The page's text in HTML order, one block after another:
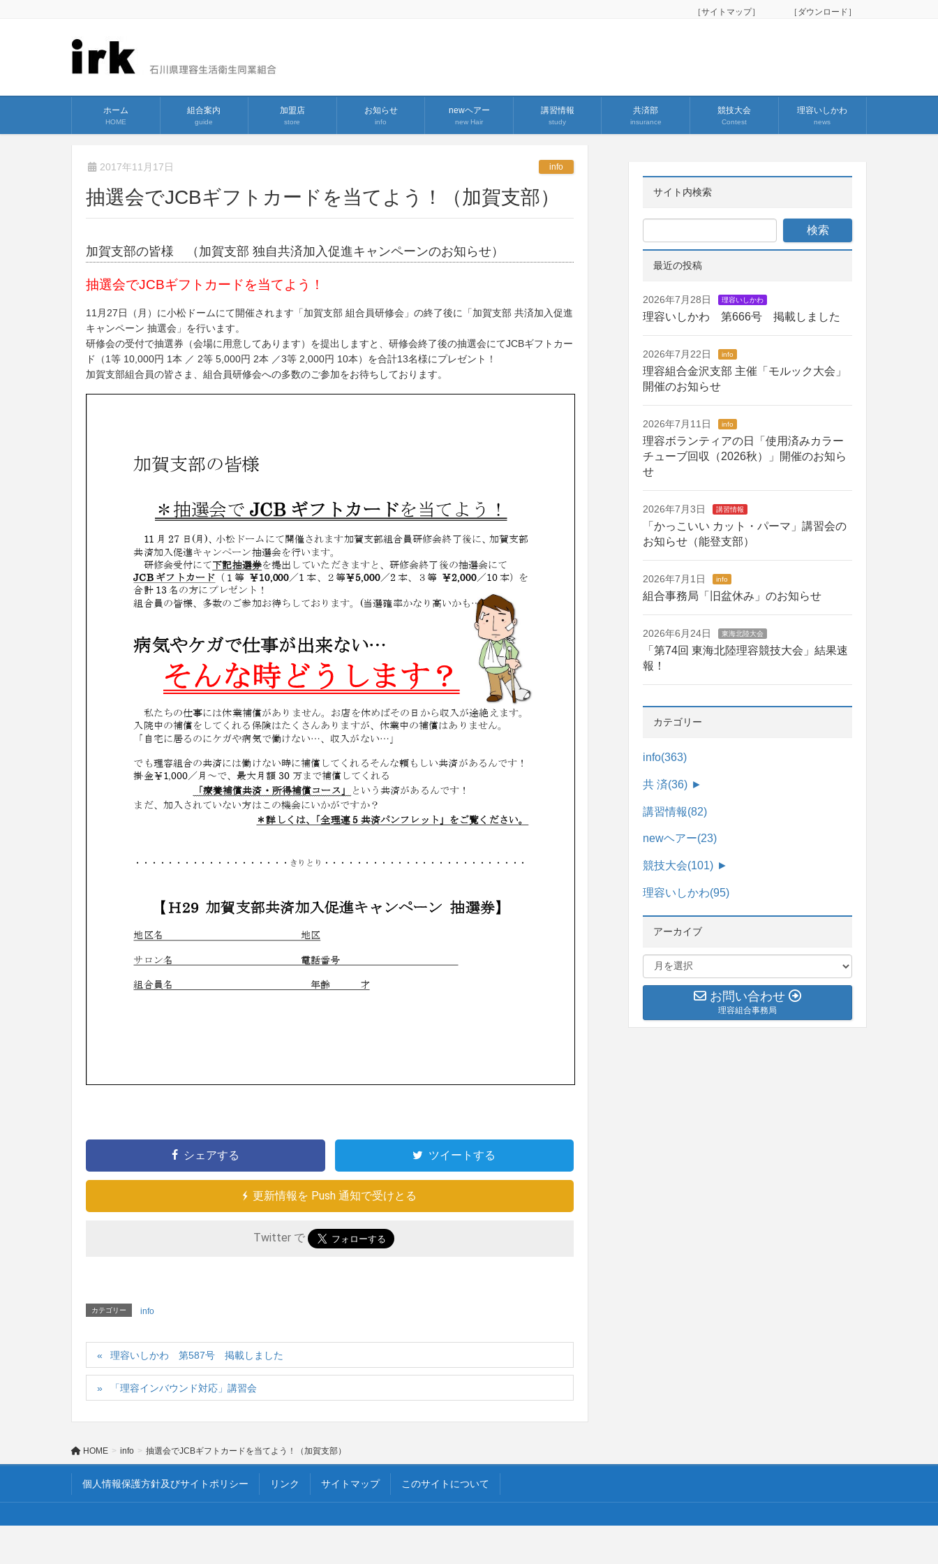
［サイトマップ］ ［ダウンロード］
ホーム
HOME
組合案内
guide
加盟店
store
お知らせ
info
newヘアー
new Hair
講習情報
study
共済部
insurance
競技大会
Contest
理容いしかわ
news
2017年11月17日 info
抽選会でJCBギフトカードを当てよう！（加賀支部）
加賀支部の皆様 （加賀支部 独自共済加入促進キャンペーンのお知らせ）
抽選会でJCBギフトカードを当てよう！
11月27日（月）に小松ドームにて開催されます「加賀支部 組合員研修会」の終了後に「加賀支部 共済加入促進
キャンペーン 抽選会」を行います。
研修会の受付で抽選券（会場に用意してあります）を提出しますと、研修会終了後の抽選会にてJCBギフトカー
ド（1等 10,000円 1本 ／ 2等 5,000円 2本 ／3等 2,000円 10本）を合計13名様にプレゼント！
加賀支部組合員の皆さま、組合員研修会への多数のご参加をお待ちしております。
シェアする ツイートする
更新情報を Push 通知で受けとる
Twitter で
カテゴリー info
理容いしかわ 第587号 掲載しました
「理容インバウンド対応」講習会
サイト内検索
最近の投稿
2026年7月28日 理容いしかわ
理容いしかわ 第666号 掲載しました
2026年7月22日 info
理容組合金沢支部 主催「モルック大会」
開催のお知らせ
2026年7月11日 info
理容ボランティアの日「使用済みカラー
チューブ回収（2026秋）」開催のお知ら
せ
2026年7月3日 講習情報
「かっこいい カット・パーマ」講習会の
お知らせ（能登支部）
2026年7月1日 info
組合事務局「旧盆休み」のお知らせ
2026年6月24日 東海北陸大会
「第74回 東海北陸理容競技大会」結果速
報！
カテゴリー
info(363)
共 済(36) ►
講習情報(82)
newヘアー(23)
競技大会(101) ►
理容いしかわ(95)
アーカイブ
お問い合わせ
理容組合事務局
HOME info 抽選会でJCBギフトカードを当てよう！（加賀支部）
個人情報保護方針及びサイトポリシー リンク サイトマップ このサイトについて